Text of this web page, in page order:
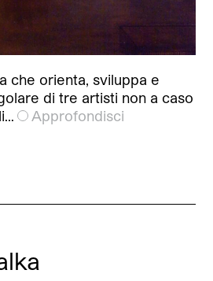
che orienta, sviluppa e
di tre artisti non a caso
Approfondisci